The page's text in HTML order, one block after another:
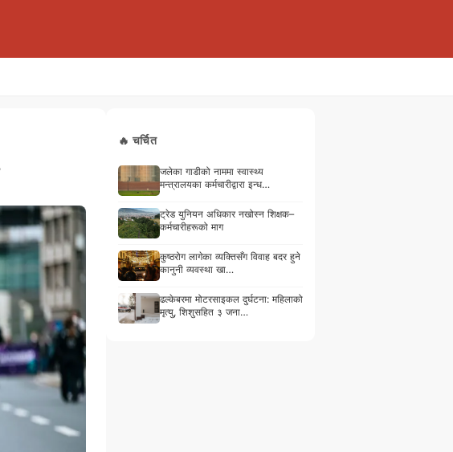
🔥 चर्चित
जलेका गाडीको नाममा स्वास्थ्य
मन्त्रालयका कर्मचारीद्वारा इन्ध…
ट्रेड युनियन अधिकार नखोस्न शिक्षक–
कर्मचारीहरूको माग
कुष्ठरोग लागेका व्यक्तिसँग विवाह बदर हुने
कानुनी व्यवस्था खा…
ढल्केबरमा मोटरसाइकल दुर्घटना: महिलाको
मृत्यु, शिशुसहित ३ जना…